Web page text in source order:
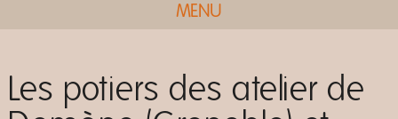
MENU
Les potiers des atelier de